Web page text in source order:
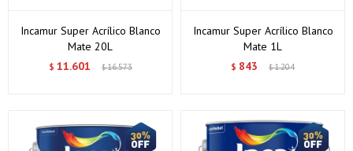
Incamur Super Acrílico Blanco
Mate 20L
$ 11.601 $16.573
Incamur Super Acrílico Blanco
Mate 1L
$ 843 $1.204